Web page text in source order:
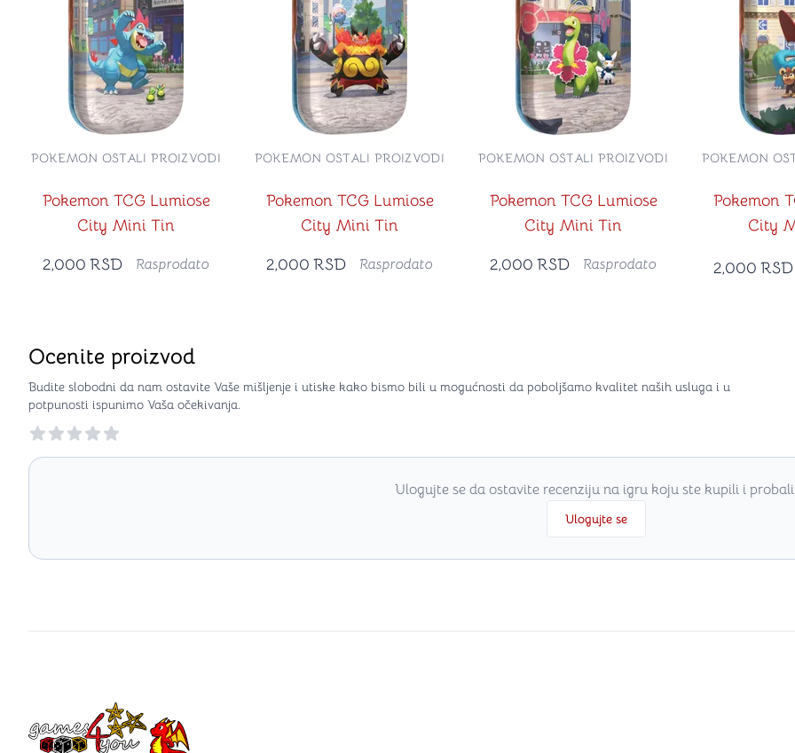
Pokemon TCG Lumiose
City Mini Tin
POKEMON OSTALI PROIZVODI
2,000 RSD Rasprodato
Pokemon TCG Lumiose
City Mini Tin
POKEMON OSTALI PROIZVODI
2,000 RSD Rasprodato
Pokemon TCG Lumiose
City Mini Tin
POKEMON OSTALI PROIZVODI
2,000 RSD Rasprodato
Pokemon
City
POKEMON
2,000 RSD
Ocenite proizvod
Budite slobodni da nam ostavite Vaše mišljenje i utiske kako bismo bili u mogućnosti da poboljšamo kvalitet naših usluga i u
potpunosti ispunimo Vaša očekivanja.
Reviews
Ulogujte se da ostavite recenziju na igru koju ste kupili i
Ulogujte se
Games4you logo